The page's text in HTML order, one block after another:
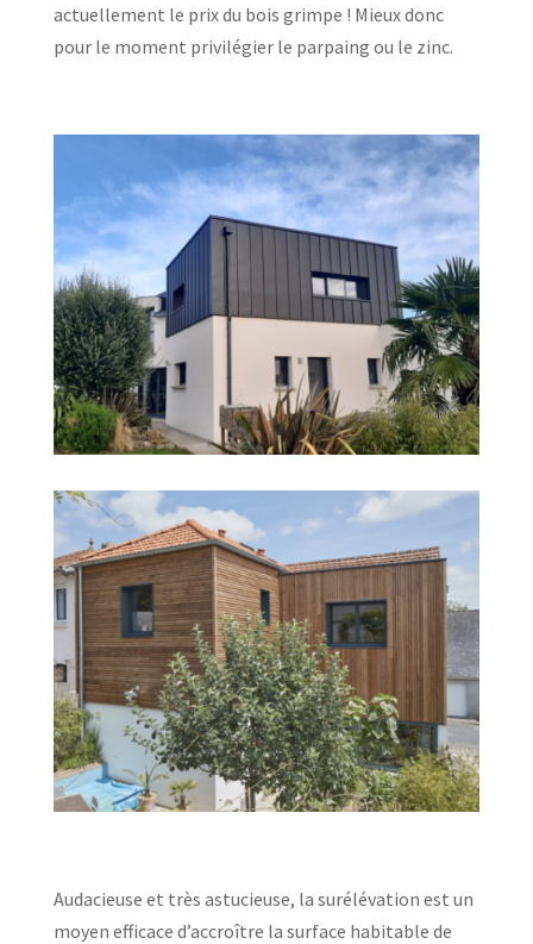
actuellement le prix du bois grimpe ! Mieux donc
pour le moment privilégier le parpaing ou le zinc.
Audacieuse et très astucieuse, la surélévation est un
moyen efficace d’accroître la surface habitable de